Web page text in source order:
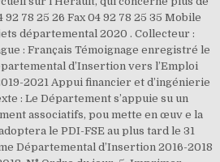
78 25 26 Fax 04 92 78 25 35 Mobile
départemental 2020 . Collecteur :
: Français Témoignage enregistré le
d’Insertion vers l’Emploi
2021 Appui financier et d’ingénierie
: Le Département s’appuie su un
associatifs, pou mette en œuv e la
le PDI-FSE au plus tard le 31
Départemental d’Insertion 2016-2018